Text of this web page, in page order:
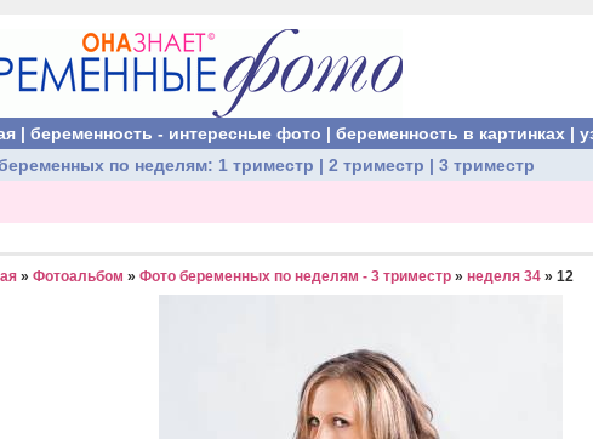
| беременность - интересные фото | беременность в картинках |
по неделям: 1 триместр | 2 триместр | 3 триместр
» Фотоальбом » Фото беременных по неделям - 3 триместр » неделя 34 » 12